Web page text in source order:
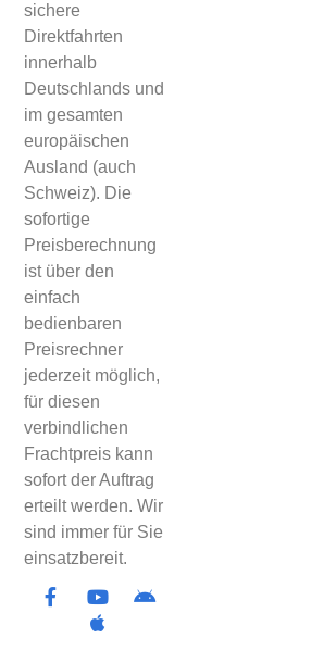
sichere
Direktfahrten
innerhalb
Deutschlands und
im gesamten
europäischen
Ausland (auch
Schweiz). Die
sofortige
Preisberechnung
ist über den
einfach
bedienbaren
Preisrechner
jederzeit möglich,
für diesen
verbindlichen
Frachtpreis kann
sofort der Auftrag
erteilt werden. Wir
sind immer für Sie
einsatzbereit.